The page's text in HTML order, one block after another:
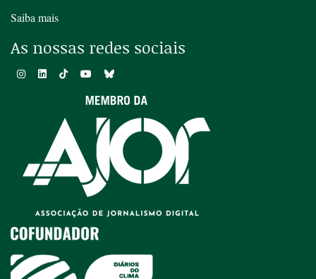
Saiba mais
As nossas redes sociais